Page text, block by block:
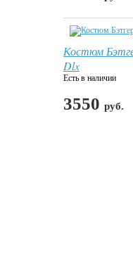
Костюм
Dlx
Есть в наличии
3550 руб.